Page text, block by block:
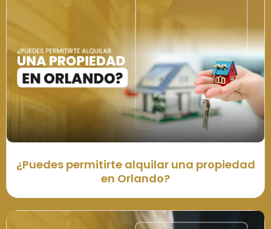
¿Puedes permitirte alquilar una propiedad
en Orlando?